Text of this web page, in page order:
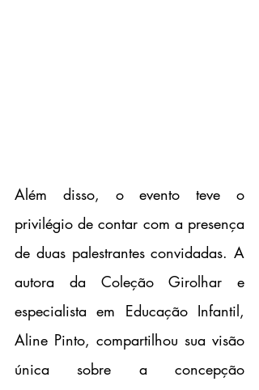
Além disso, o evento teve o
privilégio de contar com a presença
de duas palestrantes convidadas. A
autora da Coleção Girolhar e
especialista em Educação Infantil,
Aline Pinto, compartilhou sua visão
única sobre a concepção